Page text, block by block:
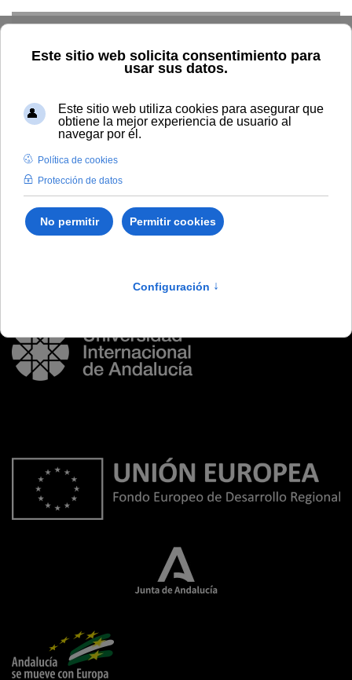
Inicio Vida universitaria
Biblioteca y publicaciones
Publicaciones
Búsqueda por autor
Reyes Ruiz, Antonio
La actividad corsaria y el Mediterráneo : La azulejería en